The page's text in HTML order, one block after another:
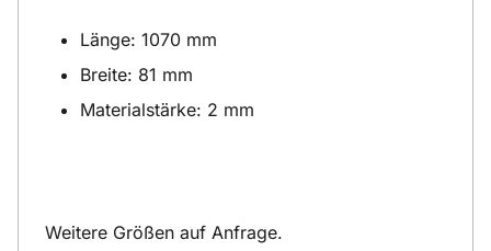
Länge: 1070 mm
Breite: 81 mm
Materialstärke: 2 mm
Weitere Größen auf Anfrage.